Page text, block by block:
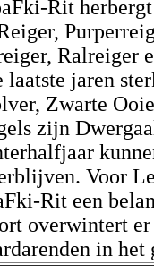
Rit
Ralreiger
jaren
Zwarte
zijn
Voor
Rit een
overwintert
in het